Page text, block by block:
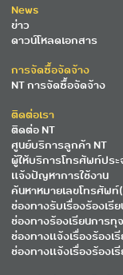
News
ข่าว
ดาวน์โหลดเอกสาร
การจัดซื้อจัดจ้าง
NT การจัดซื้อจัดจ้าง
ติดต่อเรา
ติดต่อ NT
ศูนย์บริการลูกค้า NT
ผู้ให้บริการโทรศัพท์ประ
แจ้งปัญหาการใช้งาน
ค้นหาหมายเลขโทรศัพท์
ช่องทางรับเรื่องร้องเรี
ช่องทางร้องเรียนการทุ
ช่องทางแจ้งเรื่องร้อง
ช่องทางแจ้งเรื่องร้อง